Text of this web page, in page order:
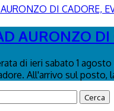
AURONZO DI
di ieri sabato 1
All'arrivo sul posto,